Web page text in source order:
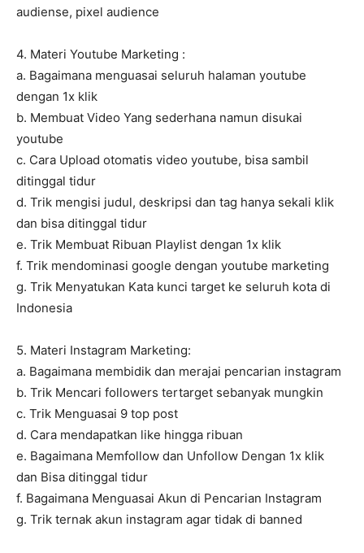
audiense, pixel audience
4. Materi Youtube Marketing :
a. Bagaimana menguasai seluruh halaman youtube
dengan 1x klik
b. Membuat Video Yang sederhana namun disukai
youtube
c. Cara Upload otomatis video youtube, bisa sambil
ditinggal tidur
d. Trik mengisi judul, deskripsi dan tag hanya sekali klik
dan bisa ditinggal tidur
e. Trik Membuat Ribuan Playlist dengan 1x klik
f. Trik mendominasi google dengan youtube marketing
g. Trik Menyatukan Kata kunci target ke seluruh kota di
Indonesia
5. Materi Instagram Marketing:
a. Bagaimana membidik dan merajai pencarian instagram
b. Trik Mencari followers tertarget sebanyak mungkin
c. Trik Menguasai 9 top post
d. Cara mendapatkan like hingga ribuan
e. Bagaimana Memfollow dan Unfollow Dengan 1x klik
dan Bisa ditinggal tidur
f. Bagaimana Menguasai Akun di Pencarian Instagram
g. Trik ternak akun instagram agar tidak di banned